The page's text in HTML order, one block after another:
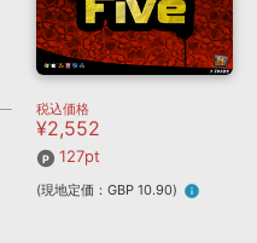
音楽カード
MUTANT
ROUTER.FM
ェクト
効果音
税込価格
¥2,552
127pt
(現地定価：GBP 10.90) info